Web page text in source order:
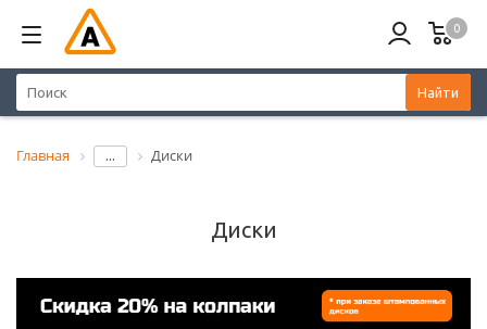
0
Найти
Главная ... Диски
Диски